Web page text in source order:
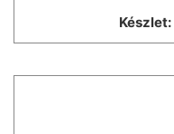
Készlet: